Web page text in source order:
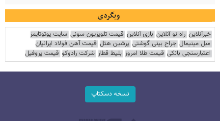
وبگردی
خبرآنلاین راه نو آنلاین بازی آنلاین قیمت تلویزیون سونی سایت یوتوتایمز
مبل مینیمال جراح بینی گوشتی پرشین هتل قیمت آهن فولاد ایرانیان
اعتبارسنجی بانکی قیمت طلا امروز بلیط قطار شرکت رادوکو قیمت پروفیل
نسخه دسکتاپ